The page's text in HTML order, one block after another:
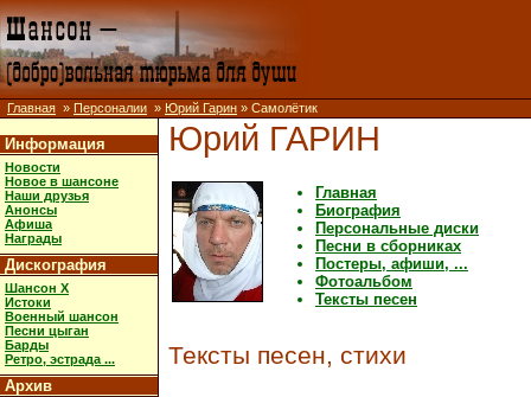
Главная » Персоналии » Юрий Гарин » Самолётик
Информация
Новости
Новое в шансоне
Наши друзья
Анонсы
Афиша
Награды
Дискография
Шансон X
Истоки
Военный шансон
Песни цыган
Барды
Ретро, эстрада ...
Архив
Юрий ГАРИН
Главная
Биография
Персональные диски
Песни в сборниках
Постеры, афиши, ...
Фотоальбом
Тексты песен
Тексты песен, стихи